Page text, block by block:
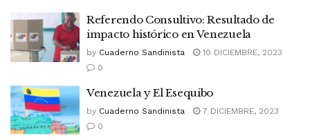
Referendo Consultivo: Resultado de
impacto histórico en Venezuela
by Cuaderno Sandinista
10 DICIEMBRE, 2023
0
Venezuela y El Esequibo
by Cuaderno Sandinista
7 DICIEMBRE, 2023
0